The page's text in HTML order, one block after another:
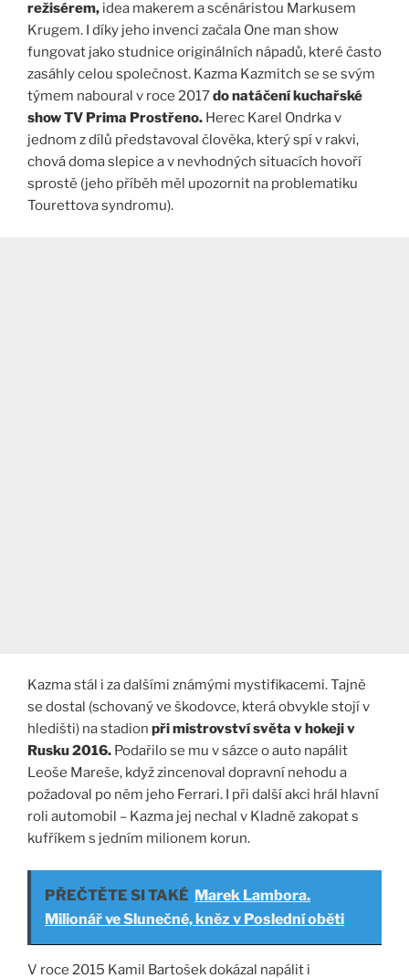
režisérem, idea makerem a scénáristou Markusem
Krugem. I díky jeho invenci začala One man show
fungovat jako studnice originálních nápadů, které často
zasáhly celou společnost. Kazma Kazmitch se se svým
týmem naboural v roce 2017do natáčení kuchařské
show TV Prima Prostřeno. Herec Karel Ondrka v
jednom z dílů představoval člověka, který spí v rakvi,
chová doma slepice a v nevhodných situacích hovoří
sprostě (jeho příběh měl upozornit na problematiku
Tourettova syndromu).
Kazma stál i za dalšími známými mystifikacemi. Tajně
se dostal (schovaný ve škodovce, která obvykle stojí v
hledišti) na stadion při mistrovství světa v hokeji v
Rusku 2016. Podařilo se mu v sázce o auto napálit
Leoše Mareše, když zincenoval dopravní nehodu a
požadoval po něm jeho Ferrari. I při další akci hrál hlavní
roli automobil – Kazma jej nechal v Kladně zakopat s
kufříkem s jedním milionem korun.
PŘEČTĚTE SI TAKÉ Marek Lambora.
Milionář ve Slunečné, kněz v Poslední oběti
V roce 2015 Kamil Bartošek dokázal napálit i